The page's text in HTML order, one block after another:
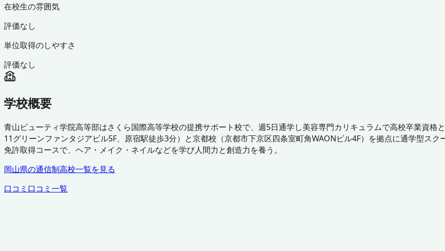
在校生の雰囲気
評価なし
単位取得のしやすさ
評価なし
学校概要
青山ビューティ学院高等部はさくら国際高等学校の提携サポート校で、週5日通学し美容専門カリキュラムで高校卒業資格
11グリーンファンタジアビル5F、原宿駅徒歩3分）と京都校（京都市下京区四条室町角WAONビル4F）を拠点に通学型ス
免許取得コースで、ヘア・メイク・ネイルなどを学び人間力と創造力を養う。
岡山県の通信制高校一覧を見る
口コミ 口コミ一覧